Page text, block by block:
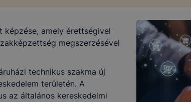
képzése, amely érettségivel
megszerzésével
technikus szakma új
területén. A
az általános kereskedelmi
nem tárol személyes adatokat, így
Zrt. milyen célból és milyen cookie-kat